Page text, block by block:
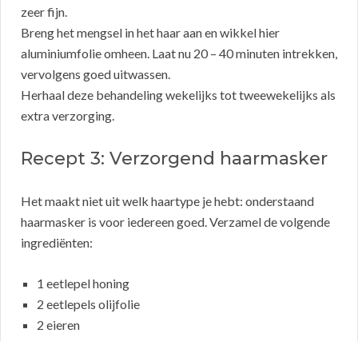
zeer fijn.
Breng het mengsel in het haar aan en wikkel hier
aluminiumfolie omheen. Laat nu 20 – 40 minuten intrekken,
vervolgens goed uitwassen.
Herhaal deze behandeling wekelijks tot tweewekelijks als
extra verzorging.
Recept 3: Verzorgend haarmasker
Het maakt niet uit welk haartype je hebt: onderstaand
haarmasker is voor iedereen goed. Verzamel de volgende
ingrediënten:
1 eetlepel honing
2 eetlepels olijfolie
2 eieren